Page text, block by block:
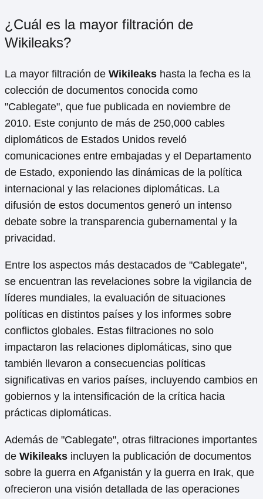
¿Cuál es la mayor filtración de
Wikileaks?
La mayor filtración de Wikileaks hasta la fecha es la
colección de documentos conocida como
"Cablegate", que fue publicada en noviembre de
2010. Este conjunto de más de 250,000 cables
diplomáticos de Estados Unidos reveló
comunicaciones entre embajadas y el Departamento
de Estado, exponiendo las dinámicas de la política
internacional y las relaciones diplomáticas. La
difusión de estos documentos generó un intenso
debate sobre la transparencia gubernamental y la
privacidad.
Entre los aspectos más destacados de "Cablegate",
se encuentran las revelaciones sobre la vigilancia de
líderes mundiales, la evaluación de situaciones
políticas en distintos países y los informes sobre
conflictos globales. Estas filtraciones no solo
impactaron las relaciones diplomáticas, sino que
también llevaron a consecuencias políticas
significativas en varios países, incluyendo cambios en
gobiernos y la intensificación de la crítica hacia
prácticas diplomáticas.
Además de "Cablegate", otras filtraciones importantes
de Wikileaks incluyen la publicación de documentos
sobre la guerra en Afganistán y la guerra en Irak, que
ofrecieron una visión detallada de las operaciones